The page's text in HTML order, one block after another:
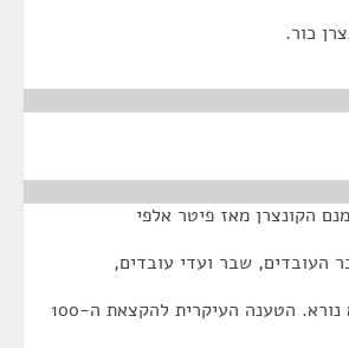
העובדים, שבר ועדי עובדים,
אבל כל זה עדייז לא נורא. הטענה העיקרית להקצאת ה-100